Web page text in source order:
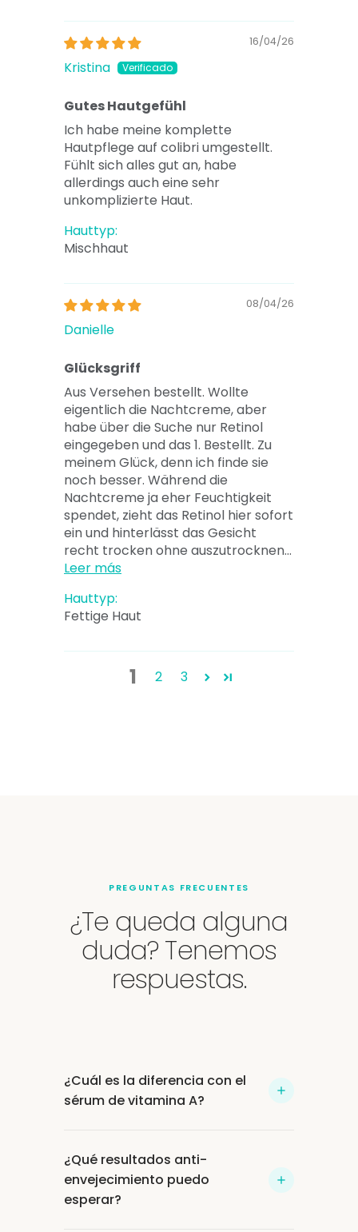
16/04/26
Kristina
Gutes Hautgefühl
Ich habe meine komplette
Hautpflege auf colibri umgestellt.
Fühlt sich alles gut an, habe
allerdings auch eine sehr
unkomplizierte Haut.
Hauttyp:
Mischhaut
08/04/26
Danielle
Glücksgriff
Aus Versehen bestellt. Wollte
eigentlich die Nachtcreme, aber
habe über die Suche nur Retinol
eingegeben und das 1. Bestellt. Zu
meinem Glück, denn ich finde sie
noch besser. Während die
Nachtcreme ja eher Feuchtigkeit
spendet, zieht das Retinol hier sofort
ein und hinterlässt das Gesicht
recht trocken ohne auszutrocknen...
Leer más
Hauttyp:
Fettige Haut
1 2 3
PREGUNTAS FRECUENTES
¿Te queda alguna
duda? Tenemos
respuestas.
¿Cuál es la diferencia con el
sérum de vitamina A?
encapsulado de alta concentración
con ingredientes calmantes e
hidratantes. Ofrece un potente efecto
¿Qué resultados anti-
envejecimiento puedo
esperar?